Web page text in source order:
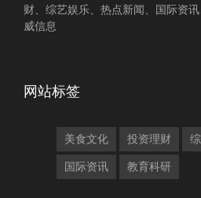
财、综艺娱乐、热点新闻、国际资
威信息
网站标签
美食文化 投资理财
国际资讯 教育科研